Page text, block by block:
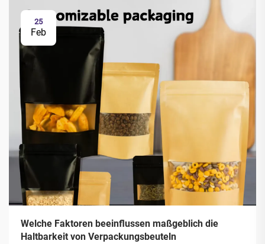
25
Feb
Welche Faktoren beeinflussen maßgeblich die
Haltbarkeit von Verpackungsbeuteln